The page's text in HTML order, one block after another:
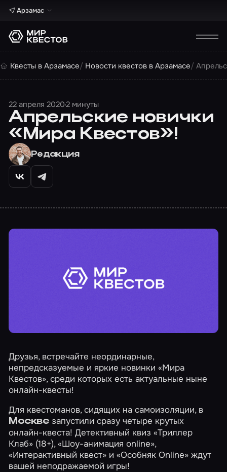
Арзамас
Квесты в Арзамасе Новости квестов в Арзамасе
22 апреля 20202 минуты
Апрельские новички
«Мира Квестов»!
Редакция
Друзья, встречайте неординарные,
непредсказуемые и яркие новинки «Мира
Квестов», среди которых есть актуальные ныне
онлайн-квесты!
Для квестоманов, сидящих на самоизоляции, в
Москвезапустили сразу четыре крутых
онлайн-квеста! Детективный квиз«Триллер
Клаб» (18+),«Шоу-анимация online»,
«Интерактивный квест» и«Особняк Online» ждут
вашей неподражаемой игры!